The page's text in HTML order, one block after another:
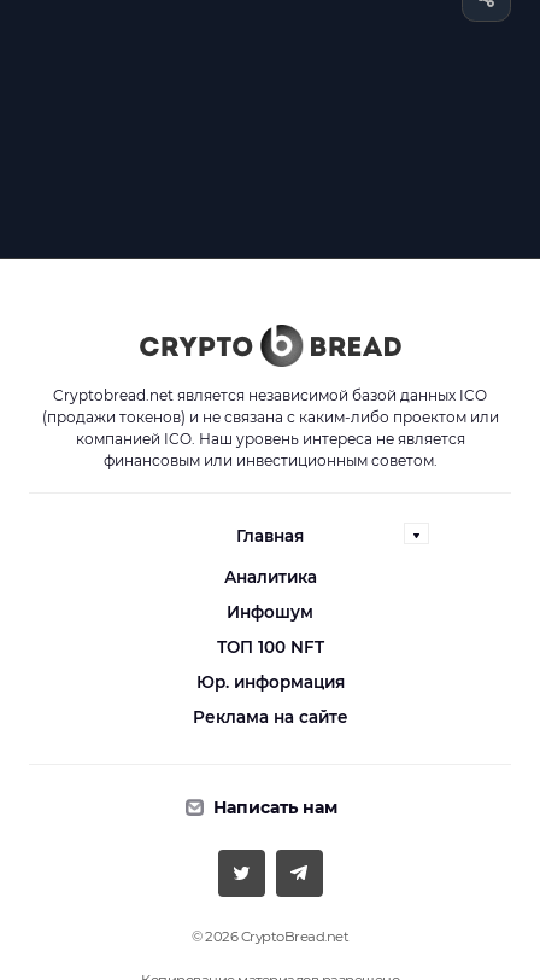
Cryptobread.net является независимой базой данных ICO
(продажи токенов) и не связана с каким-либо проектом или
компанией ICO. Наш уровень интереса не является
финансовым или инвестиционным советом.
Главная
Аналитика
Инфошум
ТОП 100 NFT
Юр. информация
Реклама на сайте
Написать нам
© 2026 CryptoBread.net